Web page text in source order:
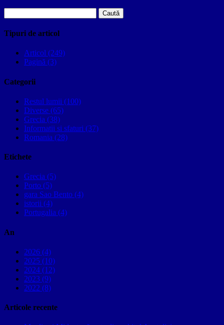
după:
Tipuri de articol
Articol (249)
Pagină (3)
Categorii
Restul lumii (100)
Diverse (65)
Grecia (38)
Informatii si sfaturi (37)
Romania (28)
Etichete
Grecia (5)
Porto (5)
gara Sao Bento (4)
istorii (4)
Portugalia (4)
An
2026 (4)
2025 (10)
2024 (12)
2023 (9)
2022 (8)
Articole recente